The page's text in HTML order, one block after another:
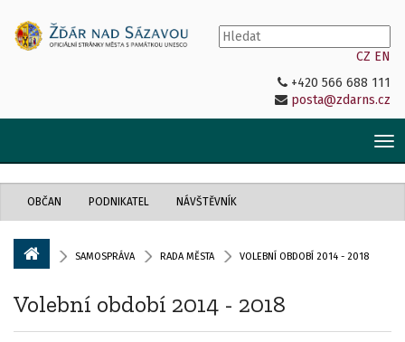
CZ EN
+420 566 688 111
posta@zdarns.cz
OBČAN PODNIKATEL NÁVŠTĚVNÍK
SAMOSPRÁVA RADA MĚSTA VOLEBNÍ OBDOBÍ 2014 - 2018
Volební období 2014 - 2018